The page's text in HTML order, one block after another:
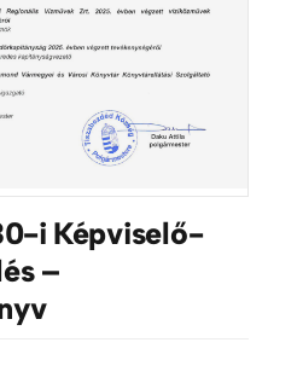
i Képviselő-
–